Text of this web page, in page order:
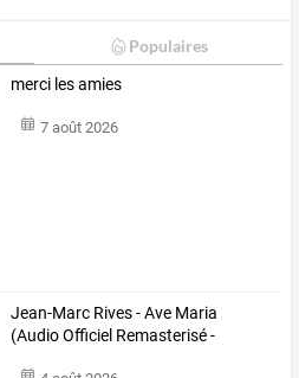
Populaires
merci les amies
7 août 2026
Jean-Marc Rives-Ave Maria
(AudioOfficiel Remasterisé-